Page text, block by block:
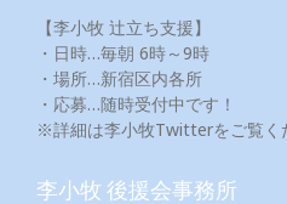
【李小牧 辻立ち支援】
・日時…毎朝 6時～9時
・場所…新宿区内各所
・応募…随時受付中です！
※詳細は李小牧Twitterをご覧く
李小牧 後援会事務所